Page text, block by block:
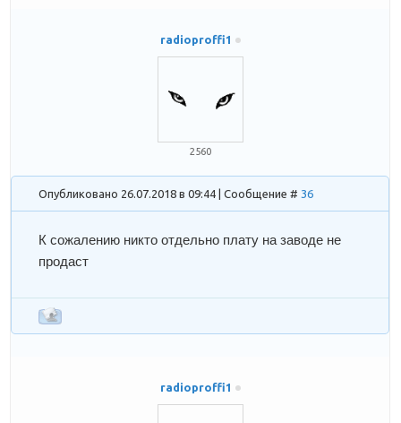
radioproffi1
2560
Опубликовано 26.07.2018 в 09:44 | Сообщение # 36
К сожалению никто отдельно плату на заводе не
продаст
radioproffi1